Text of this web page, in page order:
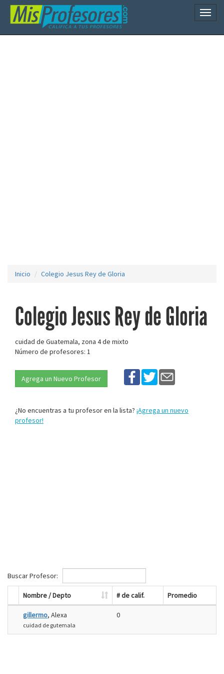
Inicio Colegio Jesus Rey de Gloria
Colegio Jesus Rey de Gloria
cuidad de Guatemala, zona 4 de mixto
Número de profesores: 1
Agrega un Nuevo Profesor
¿No encuentras a tu profesor en la lista? ¡Agrega un nuevo
profesor!
Buscar Profesor:
Nombre / Depto # de calif. Promedio
gillermo, Alexa
cuidad de gutemala
0